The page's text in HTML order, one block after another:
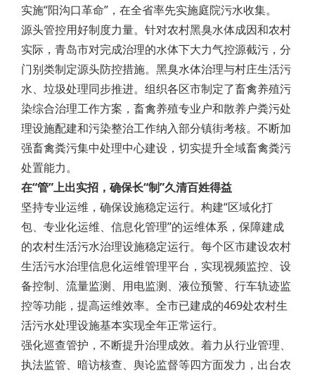
实施“阳沟口革命”，在全省率先实施庭院污水收集。
源头管控用好制度力量。针对农村黑臭水体成因和农村
实际，青岛市对完成治理的水体下大力气控源截污，分
门别类制定源头防控措施。黑臭水体治理与村庄生活污
水、垃圾处理同步推进。组织各区市制定了畜禽养殖污
染综合治理工作方案，畜禽养殖专业户和散养户粪污处
理设施配建和污染整治工作纳入部分镇街考核。不断加
强畜禽粪污集中处理中心建设，切实提升全域畜禽粪污
处置能力。
在“管”上出实招，确保长“制”久清百姓得益
坚持专业运维，确保设施稳定运行。构建“区域化打
包、专业化运维、信息化管理”的运维体系，保障建成
的农村生活污水治理设施稳定运行。每个区市建设农村
生活污水治理信息化运维管理平台，实现视频监控、设
备控制、流量监测、用电监测、液位预警、行车轨迹监
控等功能，提高运维效率。全市已建成的469处农村生
活污水处理设施基本实现全年正常运行。
强化巡查管护，不断提升治理成效。着力从行业管理、
执法监管、暗访核查、舆论监督等四方面发力，出台农